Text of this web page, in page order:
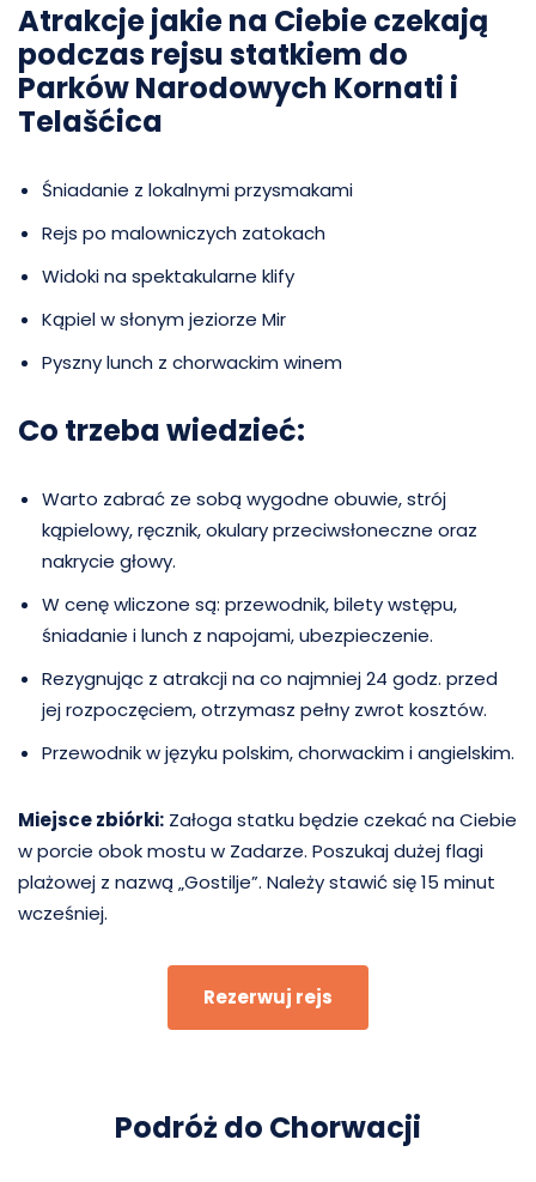
Atrakcje jakie na Ciebie czekają
podczas rejsu statkiem do
Parków Narodowych Kornati i
Telašćica
Śniadanie z lokalnymi przysmakami
Rejs po malowniczych zatokach
Widoki na spektakularne klify
Kąpiel w słonym jeziorze Mir
Pyszny lunch z chorwackim winem
Co trzeba wiedzieć:
Warto zabrać ze sobą wygodne obuwie, strój
kąpielowy, ręcznik, okulary przeciwsłoneczne oraz
nakrycie głowy.
W cenę wliczone są: przewodnik, bilety wstępu,
śniadanie i lunch z napojami, ubezpieczenie.
Rezygnując z atrakcji na co najmniej 24 godz. przed
jej rozpoczęciem, otrzymasz pełny zwrot kosztów.
Przewodnik w języku polskim, chorwackim i angielskim.
Miejsce zbiórki: Załoga statku będzie czekać na Ciebie
w porcie obok mostu w Zadarze. Poszukaj dużej flagi
plażowej z nazwą „Gostilje”. Należy stawić się 15 minut
wcześniej.
Rezerwuj rejs
Podróż do Chorwacji